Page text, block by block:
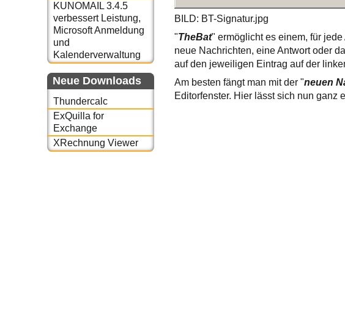
KUNOMAIL 3.4.5
verbessert Leistung,
Microsoft Anmeldung
und
Kalenderverwaltung
Neue Downloads
Thundercalc
ExQuilla for
Exchange
XRechnung Viewer
BILD: BT-Signatur.jpg
"TheBat" ermöglicht es einem, für
neue Nachrichten, eine Antwort oder
auf den jeweiligen Eintrag auf der
Am besten fängt man mit der "neuen
Editorfenster. Hier lässt sich nun ganz